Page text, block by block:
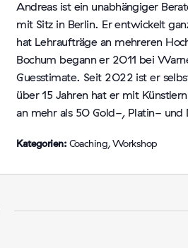
Andreas ist ein unabhängiger
mit Sitz in Berlin. Er entwickelt
hat Lehraufträge an mehreren
Bochum begann er 2011 bei
Guesstimate. Seit 2022 ist er
über 15 Jahren hat er mit
an mehr als 50 Gold-, Platin- und
Kategorien: Coaching, Workshop